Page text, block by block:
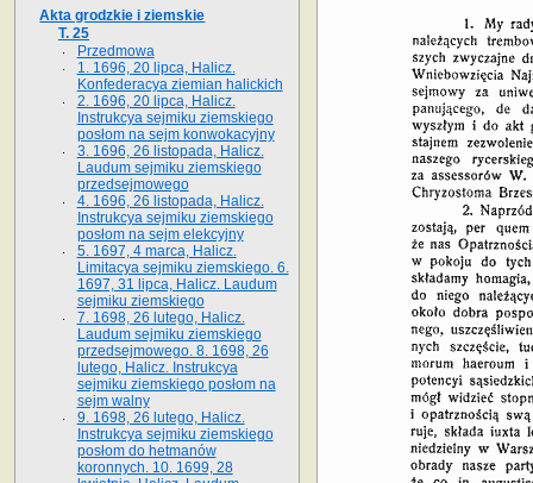
Akta grodzkie i ziemskie
T. 25
Przedmowa
1. 1696, 20 lipca, Halicz.
Konfederacya ziemian halickich
2. 1696, 20 lipca, Halicz.
Instrukcya sejmiku ziemskiego
posłom na sejm konwokacyjny
3. 1696, 26 listopada, Halicz.
Laudum sejmiku ziemskiego
przedsejmowego
4. 1696, 26 listopada, Halicz.
Instrukcya sejmiku ziemskiego
posłom na sejm elekcyjny
5. 1697, 4 marca, Halicz.
Limitacya sejmiku ziemskiego. 6.
1697, 31 lipca, Halicz. Laudum
sejmiku ziemskiego
7. 1698, 26 lutego, Halicz.
Laudum sejmiku ziemskiego
przedsejmowego. 8. 1698, 26
lutego, Halicz. Instrukcya
sejmiku ziemskiego posłom na
sejm walny
9. 1698, 26 lutego, Halicz.
Instrukcya sejmiku ziemskiego
posłom do hetmanów
koronnych. 10. 1699, 28